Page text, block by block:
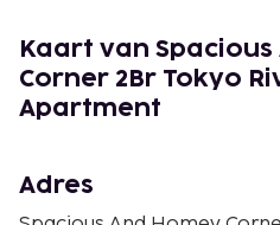
Palm Bay Waterpark - 18,9
Winkelcentrum Emporium
Mesjid Jami Angke Al-
Jakarta (HLP-Halim
Kaart van Spacious
Corner 2Br Tokyo
Apartment
Adres